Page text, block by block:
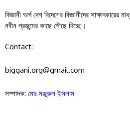
বিজ্ঞানী অর্গ দেশ বিদেশের বিজ্ঞানীদের সাক্ষাৎকারের
নবীন প্রজন্মের কাছে পৌছে দিচ্ছে।
Contact:
biggani.org@gmail.com
সম্পাদক: মোঃ মঞ্জুরুল ইসলাম